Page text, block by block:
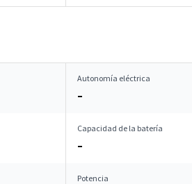
Autonomía eléctrica
–
Capacidad de la batería
–
Potencia